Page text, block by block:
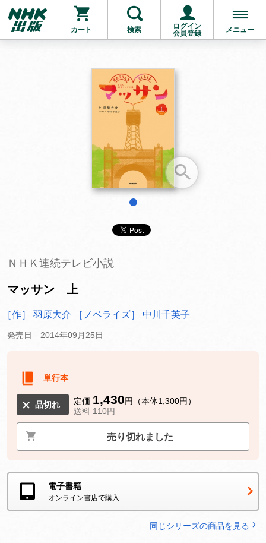
カート 検索
ログイン
会員登録
メニュー
お支払いに進む
他にも商品を買う
ＮＨＫ連続テレビ小説
マッサン 上
［作］ 羽原大介 ［ノベライズ］ 中川千英子
発売日 2014年09月25日
単行本
品切れ 定価 1,430円（本体1,300円）
送料 110円
売り切れました
電子書籍
オンライン書店で購入
同じシリーズの商品を見る